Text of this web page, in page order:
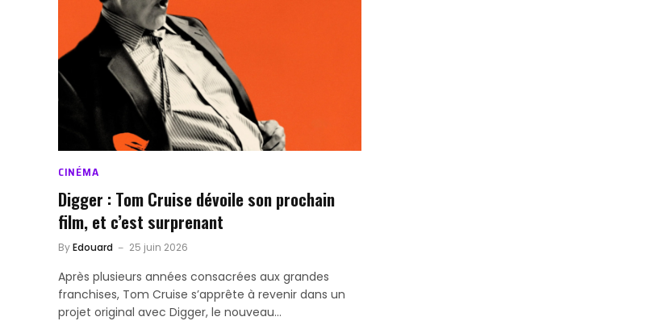
CINÉMA
Digger : Tom Cruise dévoile son prochain
film, et c’est surprenant
ByEdouard 25 juin 2026
Après plusieurs années consacrées aux grandes
franchises, Tom Cruise s’apprête à revenir dans un
projet original avec Digger, le nouveau…